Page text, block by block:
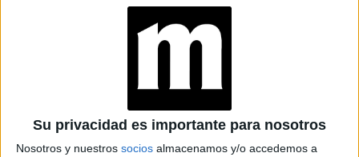
Su privacidad es importante para nosotros
Nosotros y nuestros socios almacenamos y/o accedemos a
Caras Noticias
Weekend Parabrisas
Look
Luz Mía Lunateen Break BATimes